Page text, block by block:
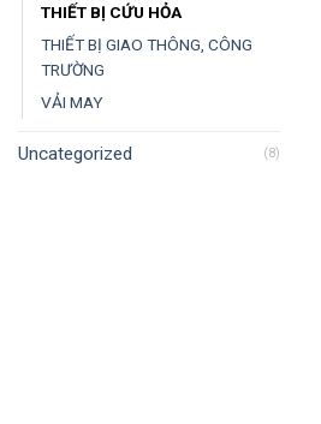
THIẾT BỊ CỨU HỎA
THIẾT BỊ GIAO THÔNG, CÔNG
TRƯỜNG
VẢI MAY
Uncategorized (8)